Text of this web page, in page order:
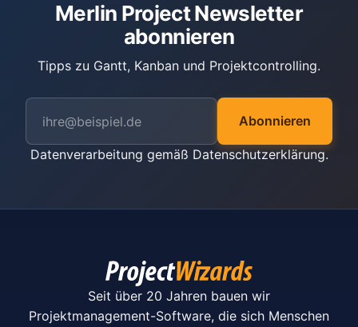
Merlin Project Newsletter
abonnieren
Tipps zu Gantt, Kanban und Projektcontrolling.
Abonnieren
Datenverarbeitung gemäß Datenschutzerklärung.
Seit über 20 Jahren bauen wir
Projektmanagement-Software, die sich Menschen